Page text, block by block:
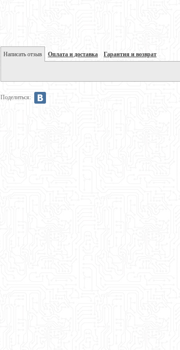
Написать отзыв Оплата и доставка Гарантия и возврат
Поделиться: